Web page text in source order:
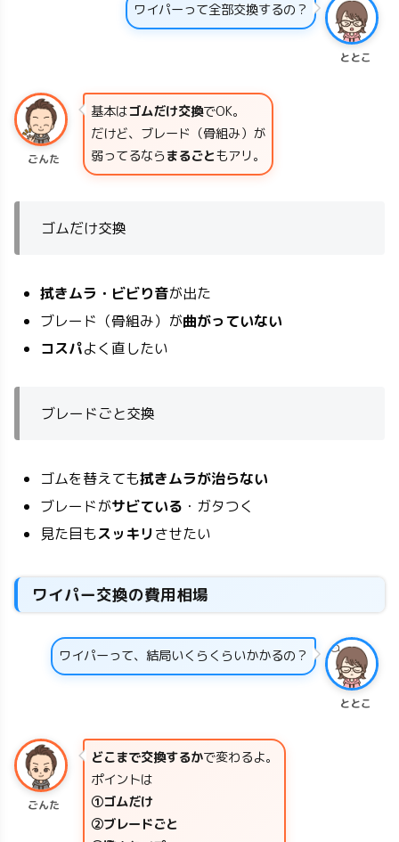
ととこ
ワイパーって全部交換するの？
ごんた
基本はゴムだけ交換でOK。
だけど、ブレード（骨組み）が
弱ってるならまるごともアリ。
ゴムだけ交換
拭きムラ・ビビり音が出た
ブレード（骨組み）が曲がっていない
コスパよく直したい
ブレードごと交換
ゴムを替えても拭きムラが治らない
ブレードがサビている ・ガタつく
見た目もスッキリさせたい
ワイパー交換の費用相場
ととこ
ワイパーって、結局いくらくらいかかるの？
ごんた
どこまで交換するかで変わるよ。
ポイントは
①ゴムだけ
②ブレードごと